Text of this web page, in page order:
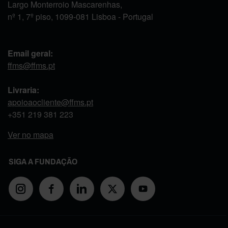
Largo Monterroio Mascarenhas,
nº 1, 7º piso, 1099-081 Lisboa - Portugal
Email geral:
ffms@ffms.pt
Livraria:
apoioaocliente@ffms.pt
+351 219 381 223
Ver no mapa
SIGA A FUNDAÇÃO